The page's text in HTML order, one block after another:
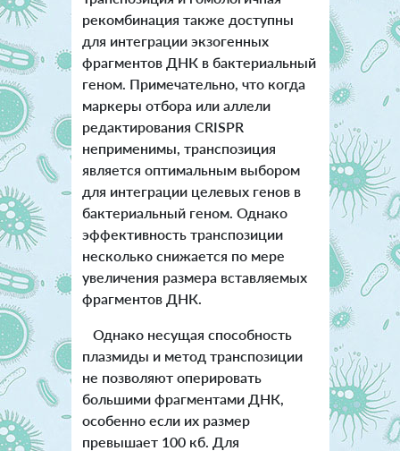
рекомбинация также доступны
для интеграции экзогенных
фрагментов ДНК в бактериальный
геном. Примечательно, что когда
маркеры отбора или аллели
редактирования CRISPR
неприменимы, транспозиция
является оптимальным выбором
для интеграции целевых генов в
бактериальный геном. Однако
эффективность транспозиции
несколько снижается по мере
увеличения размера вставляемых
фрагментов ДНК.
Однако несущая способность
плазмиды и метод транспозиции
не позволяют оперировать
большими фрагментами ДНК,
особенно если их размер
превышает 100 кб. Для